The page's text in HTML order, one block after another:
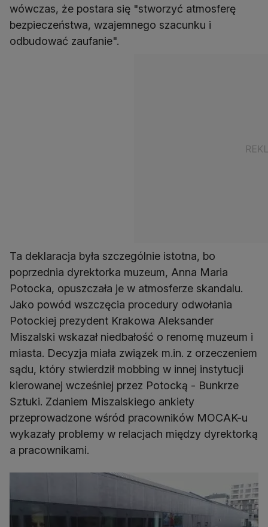
wówczas, że postara się "stworzyć atmosferę
bezpieczeństwa, wzajemnego szacunku i
odbudować zaufanie".
Ta deklaracja była szczególnie istotna, bo
poprzednia dyrektorka muzeum, Anna Maria
Potocka, opuszczała je w atmosferze skandalu.
Jako powód wszczęcia procedury odwołania
Potockiej prezydent Krakowa Aleksander
Miszalski wskazał niedbałość o renomę muzeum i
miasta. Decyzja miała związek m.in. z orzeczeniem
sądu, który stwierdził mobbing w innej instytucji
kierowanej wcześniej przez Potocką - Bunkrze
Sztuki. Zdaniem Miszalskiego ankiety
przeprowadzone wśród pracowników MOCAK-u
wykazały problemy w relacjach między dyrektorką
a pracownikami.